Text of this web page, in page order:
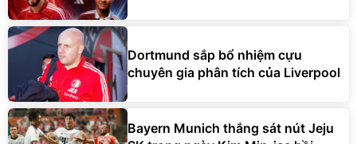
Dortmund sắp bổ nhiệm cựu
chuyên gia phân tích của Liverpool
Bayern Munich thắng sát nút Jeju